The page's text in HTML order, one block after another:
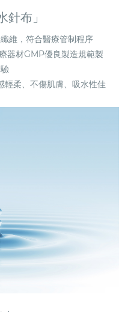
針布」
維，符合醫療管制程序
器材GMP優良製造規範製
輕柔、不傷肌膚、吸水性佳